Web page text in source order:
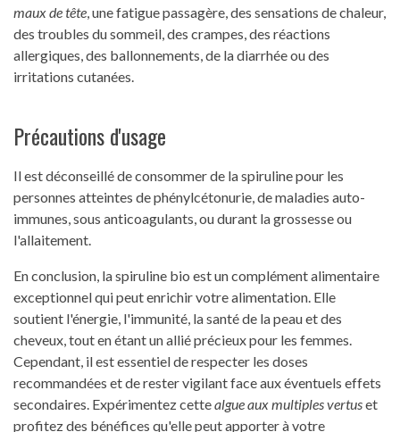
maux de tête, une fatigue passagère, des sensations de chaleur,
des troubles du sommeil, des crampes, des réactions
allergiques, des ballonnements, de la diarrhée ou des
irritations cutanées.
Précautions d'usage
Il est déconseillé de consommer de la spiruline pour les
personnes atteintes de phénylcétonurie, de maladies auto-
immunes, sous anticoagulants, ou durant la grossesse ou
l'allaitement.
En conclusion, la spiruline bio est un complément alimentaire
exceptionnel qui peut enrichir votre alimentation. Elle
soutient l'énergie, l'immunité, la santé de la peau et des
cheveux, tout en étant un allié précieux pour les femmes.
Cependant, il est essentiel de respecter les doses
recommandées et de rester vigilant face aux éventuels effets
secondaires. Expérimentez cettealgue aux multiples vertuset
profitez des bénéfices qu'elle peut apporter à votre